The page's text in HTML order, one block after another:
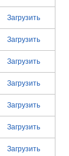
Загрузить
Загрузить
Загрузить
Загрузить
Загрузить
Загрузить
Загрузить